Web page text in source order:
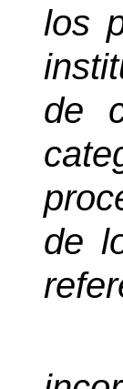
los
de
de